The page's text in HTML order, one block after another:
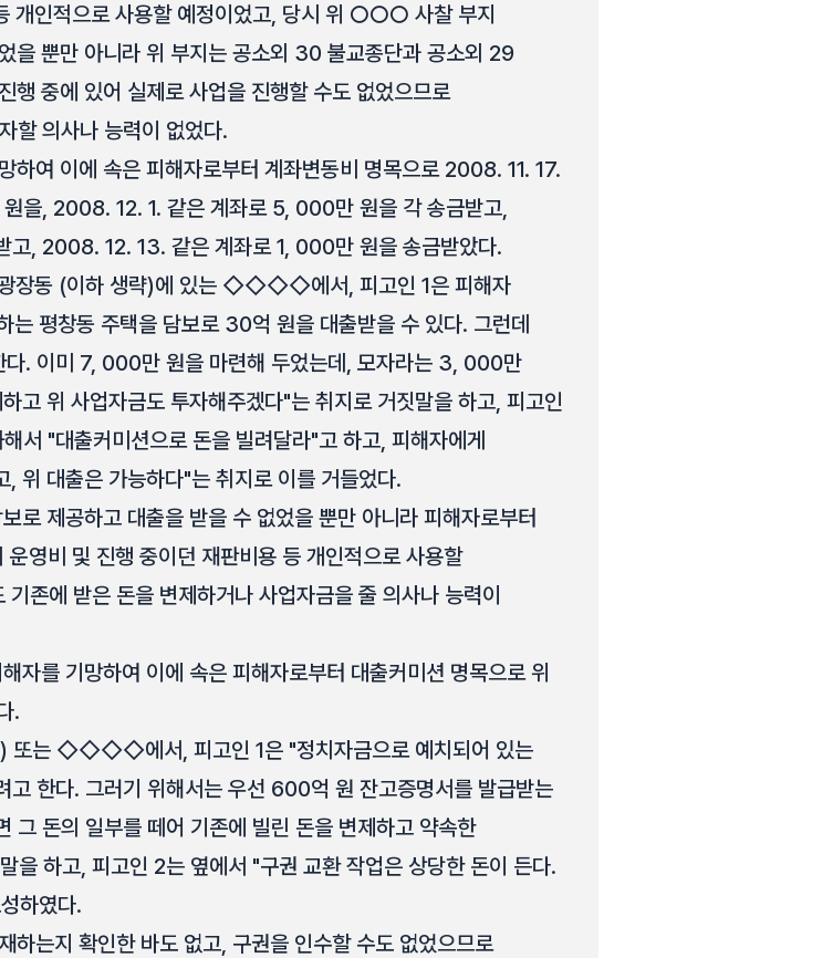
인적으로 사용할 예정이었고, 당시 위 ○○○ 사찰 부지
을 뿐만 아니라 위 부지는 공소외 30 불교종단과 공소외 29
행 중에 있어 실제로 사업을 진행할 수도 없었으므로
할 의사나 능력이 없었다.
하여 이에 속은 피해자로부터 계좌변동비 명목으로 2008. 11. 17.
을, 2008. 12. 1. 같은 계좌로 5, 000만 원을 각 송금받고,
, 2008. 12. 13. 같은 계좌로 1, 000만 원을 송금받았다.
장동 (이하 생략)에 있는 ◇◇◇◇에서, 피고인 1은 피해자
평창동 주택을 담보로 30억 원을 대출받을 수 있다. 그런데
다. 이미 7, 000만 원을 마련해 두었는데, 모자라는 3, 000만
고 위 사업자금도 투자해주겠다"는 취지로 거짓말을 하고, 피고인
서 "대출커미션으로 돈을 빌려달라"고 하고, 피해자에게
위 대출은 가능하다"는 취지로 이를 거들었다.
로 제공하고 대출을 받을 수 없었을 뿐만 아니라 피해자로부터
비 및 진행 중이던 재판비용 등 개인적으로 사용할
존에 받은 돈을 변제하거나 사업자금을 줄 의사나 능력이
자를 기망하여 이에 속은 피해자로부터 대출커미션 명목으로 위
.
) 또는 ◇◇◇◇에서, 피고인 1은 "정치자금으로 예치되어 있는
한다. 그러기 위해서는 우선 600억 원 잔고증명서를 발급받는
돈의 일부를 떼어 기존에 빌린 돈을 변제하고 약속한
을 하고, 피고인 2는 옆에서 "구권 교환 작업은 상당한 돈이 든다.
하였다.
하는지 확인한 바도 없고, 구권을 인수할 수도 없었으므로